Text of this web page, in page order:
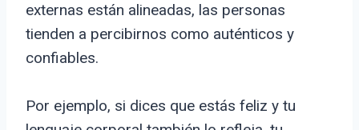
externas están alineadas, las personas
tienden a percibirnos como auténticos y
confiables.
Por ejemplo, si dices que estás feliz y tu